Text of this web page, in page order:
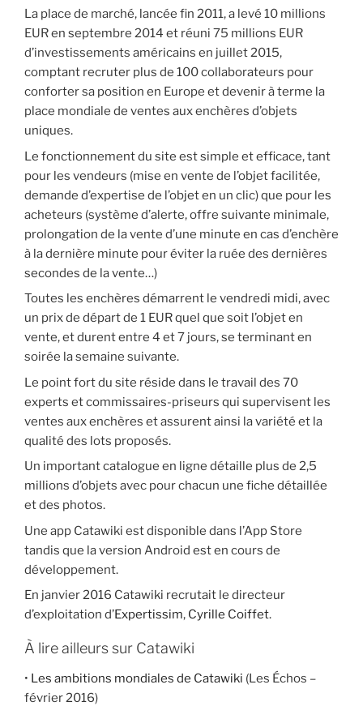
La place de marché, lancée fin 2011, a levé 10 millions
EUR en septembre 2014 et réuni 75 millions EUR
d’investissements américains en juillet 2015,
comptant recruter plus de 100 collaborateurs pour
conforter sa position en Europe et devenir à terme la
place mondiale de ventes aux enchères d’objets
uniques.
Le fonctionnement du site est simple et efficace, tant
pour les vendeurs (mise en vente de l’objet facilitée,
demande d’expertise de l’objet en un clic) que pour les
acheteurs (système d’alerte, offre suivante minimale,
prolongation de la vente d’une minute en cas d’enchère
à la dernière minute pour éviter la ruée des dernières
secondes de la vente…)
Toutes les enchères démarrent le vendredi midi, avec
un prix de départ de 1 EUR quel que soit l’objet en
vente, et durent entre 4 et 7 jours, se terminant en
soirée la semaine suivante.
Le point fort du site réside dans le travail des 70
experts et commissaires-priseurs qui supervisent les
ventes aux enchères et assurent ainsi la variété et la
qualité des lots proposés.
Un important catalogue en ligne détaille plus de 2,5
millions d’objets avec pour chacun une fiche détaillée
et des photos.
Une app Catawiki est disponible dans l’App Store
tandis que la version Android est en cours de
développement.
En janvier 2016 Catawiki recrutait le directeur
d’exploitation d’Expertissim, Cyrille Coiffet.
À lire ailleurs sur Catawiki
• Les ambitions mondiales de Catawiki (Les Échos –
février 2016)